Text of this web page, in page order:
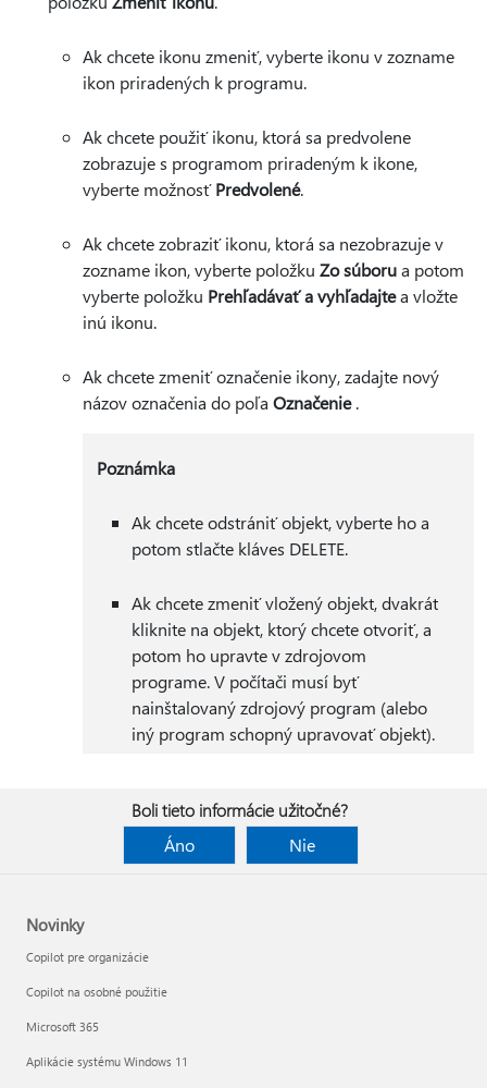
Ak chcete ikonu zmeniť, vyberte ikonu v zozname
ikon priradených k programu.
Ak chcete použiť ikonu, ktorá sa predvolene
zobrazuje s programom priradeným k ikone,
vyberte možnosťPredvolené.
Ak chcete zobraziť ikonu, ktorá sa nezobrazuje v
zozname ikon, vyberte položku Zo súborua potom
vyberte položku Prehľadávať a vyhľadajtea vložte
inú ikonu.
Ak chcete zmeniť označenie ikony, zadajte nový
názov označenia do poľa Označenie.
Poznámka
Ak chcete odstrániť objekt, vyberte ho a
potom stlačte kláves DELETE.
Ak chcete zmeniť vložený objekt, dvakrát
kliknite na objekt, ktorý chcete otvoriť, a
potom ho upravte v zdrojovom
programe. V počítači musí byť
nainštalovaný zdrojový program (alebo
iný program schopný upravovať objekt).
Boli tieto informácie užitočné?
Áno
Nie
Novinky
Copilot pre organizácie
Copilot na osobné použitie
Microsoft 365
Aplikácie systému Windows 11